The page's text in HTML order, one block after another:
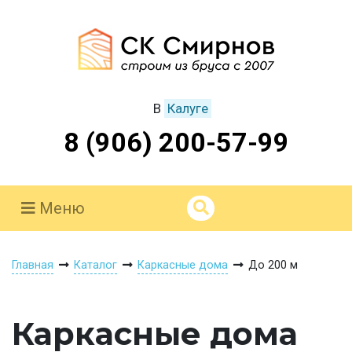
В Калуге
8 (906) 200-57-99
Меню
Главная Каталог Каркасные дома До 200 м
Каркасные дома